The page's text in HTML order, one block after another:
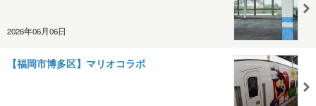
2026年06月06日
【福岡市博多区】マリオコラボ